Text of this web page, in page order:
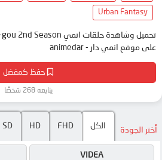
حفظ كمفضل
يتابعه 268 شخصًا
Urban Fantasy
على موقع انمي دار - animedar
أختر الجودة الكل FHD
HD
SD
VIDEA